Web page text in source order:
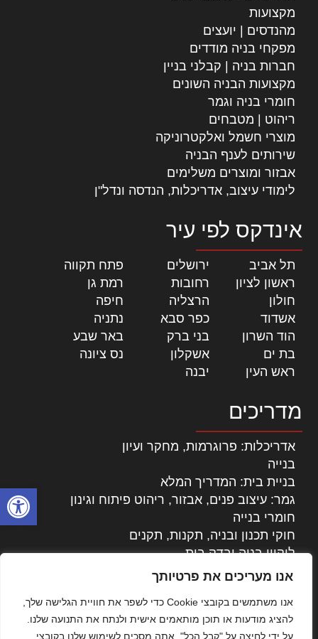
פתח
אנו מעריכים את פרטיותך
אנו משתמשים בקובצי Cookie כדי לשפר את חוויית הגלישה שלך,
להציג מודעות או תוכן מותאמים אישית ולנתח את התנועה שלנו.
על ידי לחיצה על "קבל הכל", אתה מסכים לשימוש שלנו בקובצי
מקצועות
מהנדסים | יועצים
מפקחי בניה מודדים
חברות בניה | קבלני בניין
מקצועות הבניה השונים
חומרי בניה וגמר
ריהוט | מטבחים
מוצרי חשמל ואלקטרוניקה
שירותים לענף הבניה
אבזור ומוצרים משלימים
לימודי עיצוב, אדריכלות, הנדסה ונדל"ן
אינדקס לפי עיר
תל אביב ירושלים פתח תקווה
ראשון לציון
רחובות רמת גן
חולון
הרצליה חיפה
אשדוד
כפר סבא נתניה
הוד השרון
בני ברק באר שבע
בת ים
אשקלון נס ציונה
ראש העין
יבנה
מדריכים
אדריכלות: פרוגרמות, מחקר ועיון
בנייה
בניית בית: המדריך המלא
גמר: עיצוב פנים, אבזור, ריהוט פיתוח וגינון
חומרי בנייה
חוקי תכנון ובניה, תקנות, תקנים
ליקויי בניה ובדק בית
נדל"ן: זכויות, אגרות ועסקאות
עקרונות ניהול אחזקה מתקדמות
צילום אדריכלי